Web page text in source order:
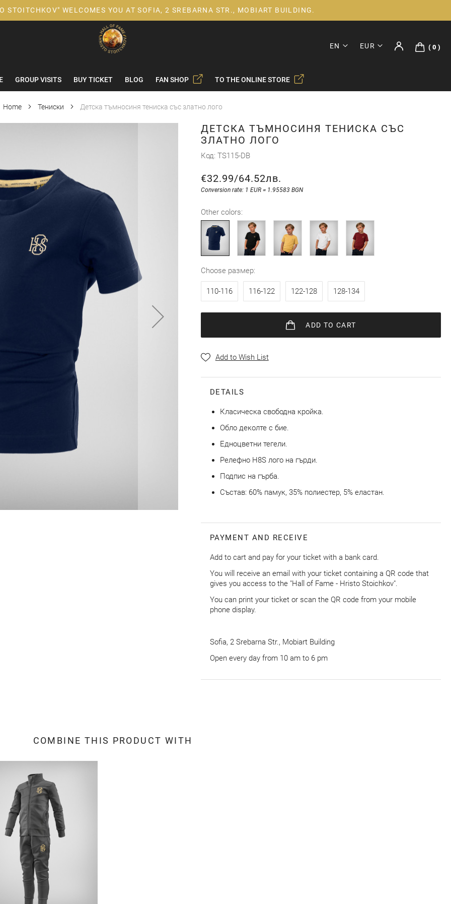
STOITCHKOV" WELCOMES YOU AT SOFIA, 2 SREBARNA STR., MOBIART BUILDING.
EN EUR 0
GROUP VISITS BUY TICKET BLOG FAN SHOP TO THE ONLINE STORE
Home Тениски Детска тъмносиня тениска със златно лого
ДЕТСКА ТЪМНОСИНЯ ТЕНИСКА СЪС
ЗЛАТНО ЛОГО
Код TS115-DB
€32.99/64.52лв.
Conversion rate: 1 EUR = 1.95583 BGN
Other colors:
choose размер
110-116 116-122 122-128 128-134
ADD TO CART
Add to Wish List
DETAILS
Класическа свободна кройка.
Обло деколте с бие.
Едноцветни тегели.
Релефно H8S лого на гърди.
Подпис на гърба.
Състав: 60% памук, 35% полиестер, 5% еластан.
PAYMENT AND RECEIVE
Add to cart and pay for your ticket with a bank card.
You will receive an email with your ticket containing a QR code that
gives you access to the "Hall of Fame - Hristo Stoichkov".
You can print your ticket or scan the QR code from your mobile
phone display.
Sofia, 2 Srebarna Str., Mobiart Building
Оpen every day from 10 am to 6 pm
COMBINE THIS PRODUCT WITH